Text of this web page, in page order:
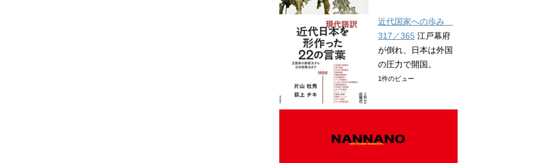
近代国家への歩み
317／365 江戸幕府
が倒れ、日本は外国
の圧力で開国。
1件のビュー